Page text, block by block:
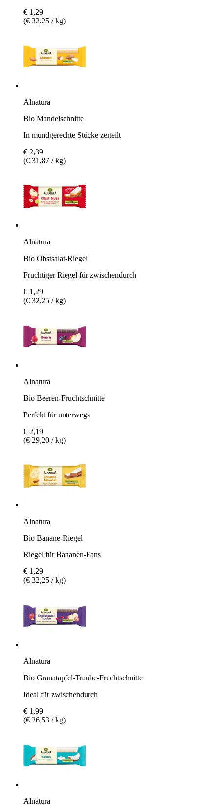
€ 1,29
(€ 32,25 / kg)
Alnatura
Bio Mandelschnitte
In mundgerechte Stücke zerteilt
€ 2,39
(€ 31,87 / kg)
Alnatura
Bio Obstsalat-Riegel
Fruchtiger Riegel für zwischendurch
€ 1,29
(€ 32,25 / kg)
Alnatura
Bio Beeren-Fruchtschnitte
Perfekt für unterwegs
€ 2,19
(€ 29,20 / kg)
Alnatura
Bio Banane-Riegel
Riegel für Bananen-Fans
€ 1,29
(€ 32,25 / kg)
Alnatura
Bio Granatapfel-Traube-Fruchtschnitte
Ideal für zwischendurch
€ 1,99
(€ 26,53 / kg)
Alnatura